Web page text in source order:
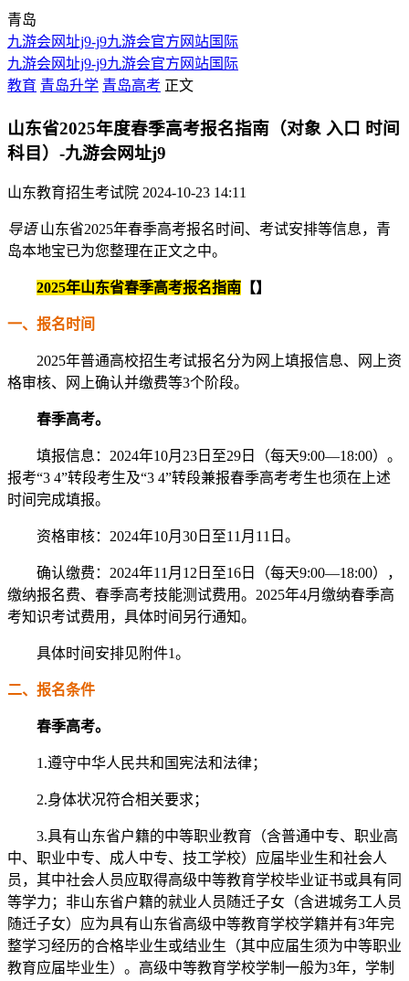
青岛
九游会网址j9-j9九游会官方网站国际
九游会网址j9-j9九游会官方网站国际
教育 青岛升学 青岛高考 正文
山东省2025年度春季高考报名指南（对象 入口 时间
科目）-九游会网址j9
山东教育招生考试院 2024-10-23 14:11
导语山东省2025年春季高考报名时间、考试安排等信息，青
岛本地宝已为您整理在正文之中。
2025年山东省春季高考报名指南 【】
一、报名时间
2025年普通高校招生考试报名分为网上填报信息、网上资
格审核、网上确认并缴费等3个阶段。
春季高考。
填报信息：2024年10月23日至29日（每天9:00—18:00）。
报考“3 4”转段考生及“3 4”转段兼报春季高考考生也须在上述
时间完成填报。
资格审核：2024年10月30日至11月11日。
确认缴费：2024年11月12日至16日（每天9:00—18:00），
缴纳报名费、春季高考技能测试费用。2025年4月缴纳春季高
考知识考试费用，具体时间另行通知。
具体时间安排见附件1。
二、报名条件
春季高考。
1.遵守中华人民共和国宪法和法律；
2.身体状况符合相关要求；
3.具有山东省户籍的中等职业教育（含普通中专、职业高
中、职业中专、成人中专、技工学校）应届毕业生和社会人
员，其中社会人员应取得高级中等教育学校毕业证书或具有同
等学力；非山东省户籍的就业人员随迁子女（含进城务工人员
随迁子女）应为具有山东省高级中等教育学校学籍并有3年完
整学习经历的合格毕业生或结业生（其中应届生须为中等职业
教育应届毕业生）。高级中等教育学校学制一般为3年，学制